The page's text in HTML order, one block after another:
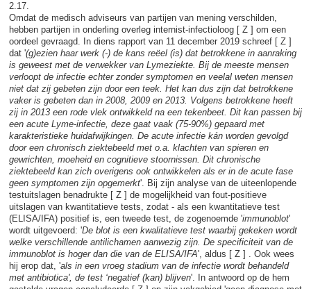
2.17.
Omdat de medisch adviseurs van partijen van mening verschilden,
hebben partijen in onderling overleg internist-infectioloog [ Z ] om een
oordeel gevraagd. In diens rapport van 11 december 2019 schreef [ Z ]
dat '(g)ezien haar werk (-) de kans reëel (is) dat betrokkene in aanraking
is geweest met de verwekker van Lymeziekte. Bij de meeste mensen
verloopt de infectie echter zonder symptomen en veelal weten mensen
niet dat zij gebeten zijn door een teek. Het kan dus zijn dat betrokkene
vaker is gebeten dan in 2008, 2009 en 2013. Volgens betrokkene heeft
zij in 2013 een rode vlek ontwikkeld na een tekenbeet. Dit kan passen bij
een acute Lyme-infectie, deze gaat vaak (75-90%) gepaard met
karakteristieke huidafwijkingen. De acute infectie kán worden gevolgd
door een chronisch ziektebeeld met o.a. klachten van spieren en
gewrichten, moeheid en cognitieve stoornissen. Dit chronische
ziektebeeld kan zich overigens ook ontwikkelen als er in de acute fase
geen symptomen zijn opgemerkt'. Bij zijn analyse van de uiteenlopende
testuitslagen benadrukte [ Z ] de mogelijkheid van fout-positieve
uitslagen van kwantitatieve tests, zodat - als een kwantitatieve test
(ELISA/IFA) positief is, een tweede test, de zogenoemde 'immunoblot'
wordt uitgevoerd: 'De blot is een kwalitatieve test waarbij gekeken wordt
welke verschillende antilichamen aanwezig zijn. De specificiteit van de
immunoblot is hoger dan die van de ELISA/IFA', aldus [ Z ] . Ook wees
hij erop dat, 'als in een vroeg stadium van de infectie wordt behandeld
met antibiotica', de test ‘negatief (kan) blijven'. In antwoord op de hem